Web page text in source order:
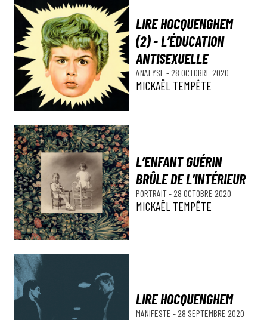
LIRE HOCQUENGHEM
(2) - L’ÉDUCATION
ANTISEXUELLE
ANALYSE - 28 OCTOBRE 2020
MICKAËL TEMPÊTE
L’ENFANT GUÉRIN
BRÛLE DE L’INTÉRIEUR
PORTRAIT- 28 OCTOBRE 2020
MICKAËL TEMPÊTE
LIRE HOCQUENGHEM
MANIFESTE - 28 SEPTEMBRE 2020